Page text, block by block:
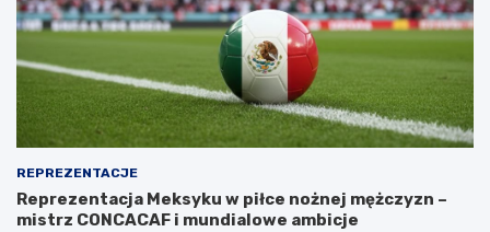
REPREZENTACJE
Reprezentacja Meksyku w piłce nożnej mężczyzn –
mistrz CONCACAF i mundialowe ambicje